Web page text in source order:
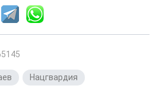
Нацгвардия